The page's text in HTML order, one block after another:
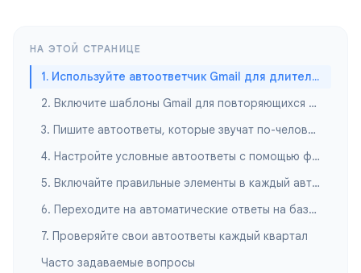
НА ЭТОЙ СТРАНИЦЕ
1. Используйте автоответчик Gmail для длительного отсутствия
2. Включите шаблоны Gmail для повторяющихся ответов
3. Пишите автоответы, которые звучат по-человечески
4. Настройте условные автоответы с помощью фильтров Gmail
5. Включайте правильные элементы в каждый автоответ
6. Переходите на автоматические ответы на базе ИИ
7. Проверяйте свои автоответы каждый квартал
Часто задаваемые вопросы